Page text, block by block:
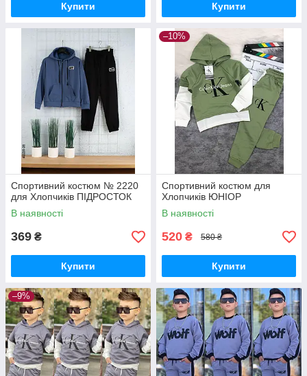
Купити Купити
Спортивний костюм № 2220
для Хлопчиків ПІДРОСТОК
В наявності
369 ₴
Купити
–10%
Спортивний костюм для
Хлопчиків ЮНІОР
В наявності
520 ₴ 580 ₴
Купити
–9%